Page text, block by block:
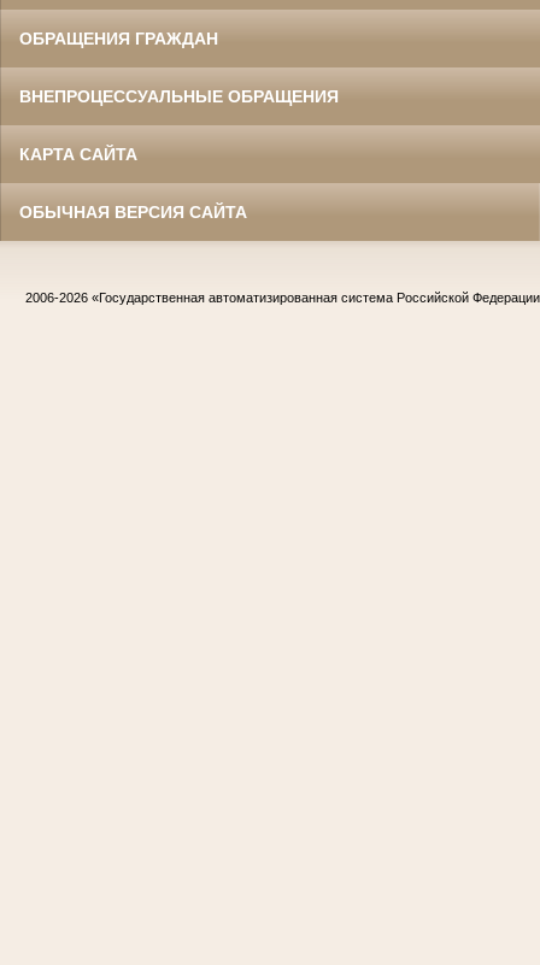
ОБРАЩЕНИЯ ГРАЖДАН
ВНЕПРОЦЕССУАЛЬНЫЕ ОБРАЩЕНИЯ
КАРТА САЙТА
ОБЫЧНАЯ ВЕРСИЯ САЙТА
2006-2026 «Государственная автоматизированная система Российской